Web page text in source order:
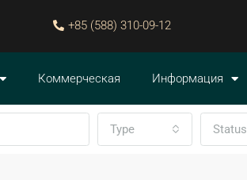
+85 (588) 310-09-12
Коммерческая Информация
Type Status